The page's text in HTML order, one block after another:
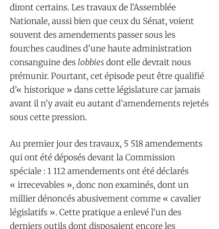
diront certains. Les travaux de l’Assemblée
Nationale, aussi bien que ceux du Sénat, voient
souvent des amendements passer sous les
fourches caudines d’une haute administration
consanguine des lobbiesdont elle devrait nous
prémunir. Pourtant, cet épisode peut être qualifié
d’« historique » dans cette législature car jamais
avant il n’y avait eu autant d’amendements rejetés
sous cette pression.
Au premier jour des travaux, 5 518 amendements
qui ont été déposés devant la Commission
spéciale : 1 112 amendements ont été déclarés
« irrecevables », donc non examinés, dont un
millier dénoncés abusivement comme « cavalier
législatifs ». Cette pratique a enlevé l’un des
derniers outils dont disposaient encore les